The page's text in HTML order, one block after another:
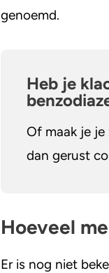
genoemd.
Heb je
Of maak je
dan gerust
Hoeveel
Er is nog niet